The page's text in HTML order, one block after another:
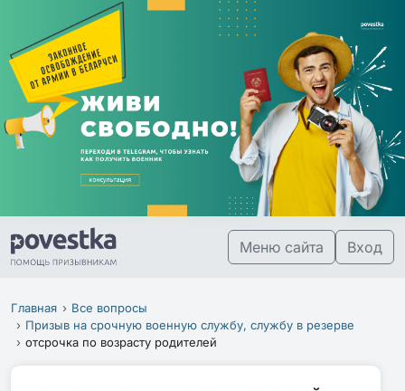
Меню сайта Вход
Главная
Все вопросы
Призыв на срочную военную службу, службу в резерве
отсрочка по возрасту родителей